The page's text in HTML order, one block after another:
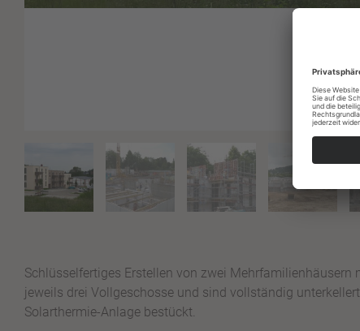
Schlüsselfertiges Erstellen von zwei
jeweils drei Vollgeschosse und sind vollständig
Solarthermie-Anlage bestückt.